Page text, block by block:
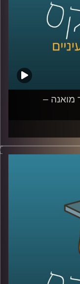
מואנה –
והחיה, ספר
את
סוקרת
השינויים
המסרים